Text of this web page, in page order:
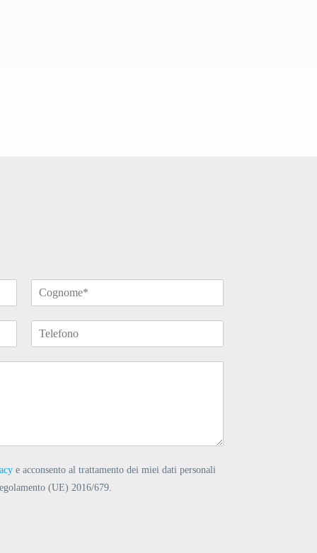
e acconsento al trattamento dei miei dati personali
(UE) 2016/679.